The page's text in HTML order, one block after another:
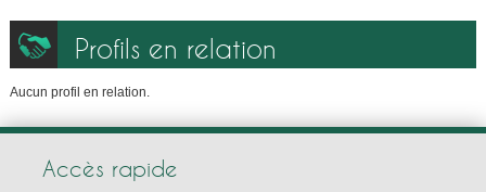
Profils en relation
Aucun profil en relation.
Accès rapide